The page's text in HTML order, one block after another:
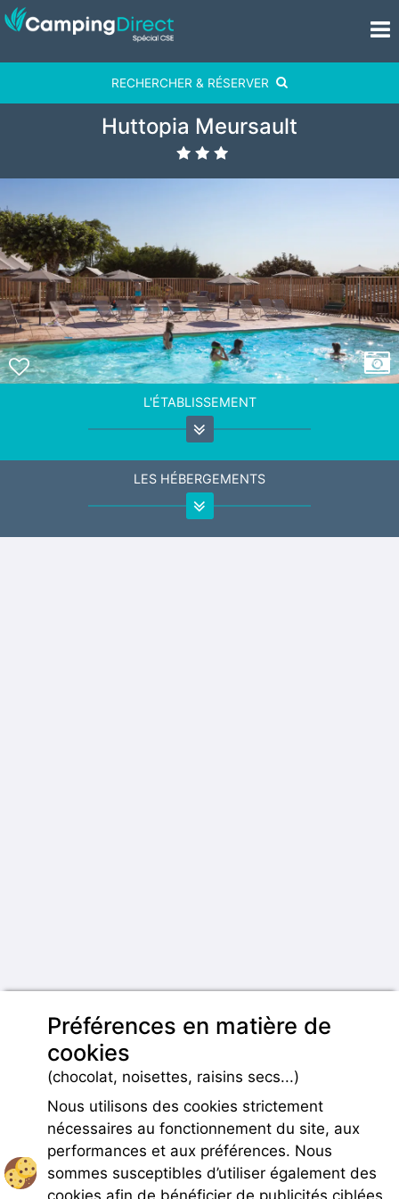
RECHERCHER & RÉSERVER
Huttopia Meursault
L'ÉTABLISSEMENT
LES HÉBERGEMENTS
Préférences en matière de
cookies
(chocolat, noisettes, raisins secs...)
Nous utilisons des cookies strictement
nécessaires au fonctionnement du site, aux
performances et aux préférences. Nous
sommes susceptibles d’utiliser également des
cookies afin de bénéficier de publicités ciblées